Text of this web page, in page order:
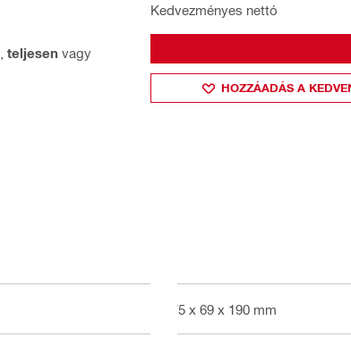
teljesen vagy
Kedvezményes nettó
HOZZÁADÁS A
475 x 69 x 190 mm